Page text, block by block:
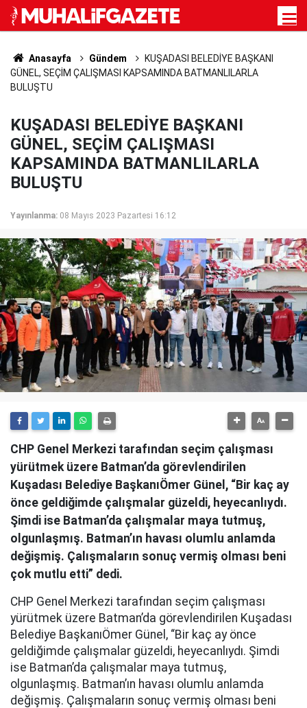
Anasayfa Gündem
KUŞADASI BELEDİYE BAŞKANI
GÜNEL, SEÇİM ÇALIŞMASI KAPSAMINDA BATMANLILARLA
BULUŞTU
KUŞADASI BELEDİYE BAŞKANI
GÜNEL, SEÇİM ÇALIŞMASI
KAPSAMINDA BATMANLILARLA
BULUŞTU
Yayınlanma: 08 Mayıs 2023 Pazartesi 16:12
CHP Genel Merkezi tarafından seçim çalışması
yürütmek üzere Batman’da görevlendirilen
Kuşadası Belediye BaşkanıÖmer Günel, “Bir kaç ay
önce geldiğimde çalışmalar güzeldi, heyecanlıydı.
Şimdi ise Batman’da çalışmalar maya tutmuş,
olgunlaşmış. Batman’ın havası olumlu anlamda
değişmiş. Çalışmaların sonuç vermiş olması beni
çok mutlu etti” dedi.
CHP Genel Merkezi tarafından seçim çalışması
yürütmek üzere Batman’da görevlendirilen Kuşadası
Belediye BaşkanıÖmer Günel, “Bir kaç ay önce
geldiğimde çalışmalar güzeldi, heyecanlıydı. Şimdi
ise Batman’da çalışmalar maya tutmuş,
olgunlaşmış. Batman’ın havası olumlu anlamda
değişmiş. Çalışmaların sonuç vermiş olması beni